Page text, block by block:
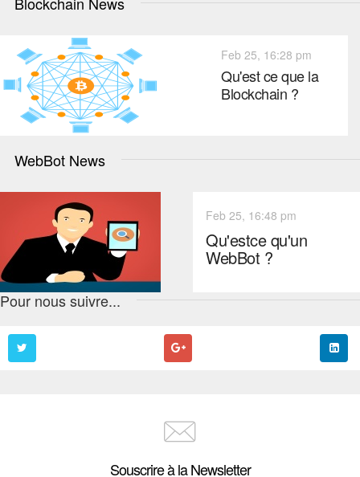
Feb 25, 16:28 pm
Qu'est ce que la
Blockchain ?
WebBot News
Feb 25, 16:48 pm
Qu'estce qu'un
WebBot ?
Pour nous suivre...
Souscrire à la Newsletter